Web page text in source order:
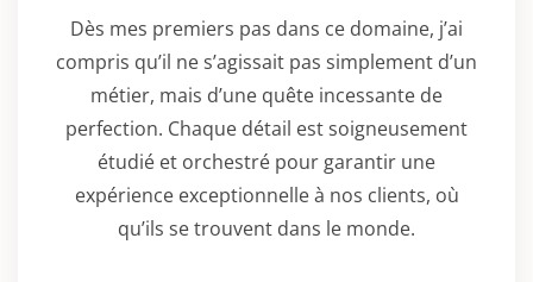
Dès mes premiers pas dans ce domaine, j’ai
compris qu’il ne s’agissait pas simplement d’un
métier, mais d’une quête incessante de
perfection. Chaque détail est soigneusement
étudié et orchestré pour garantir une
expérience exceptionnelle à nos clients, où
qu’ils se trouvent dans le monde.